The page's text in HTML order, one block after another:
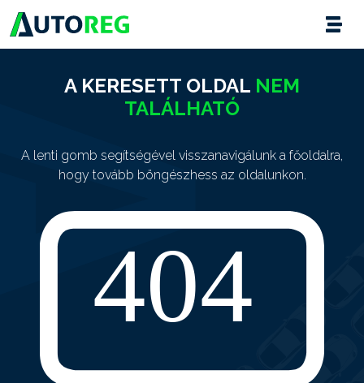
A KERESETT OLDAL NEM
TALÁLHATÓ
A lenti gomb segítségével visszanavigálunk a főoldalra,
hogy tovább böngészhess az oldalunkon.